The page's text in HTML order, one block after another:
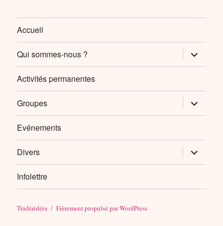
Accueil
Qui sommes-nous ? ouvrir
le
sous-
Activités permanentes
Groupes ouvrir
le
sous-
Evénements
Divers ouvrir
le
sous-
Infolettre
Tradéridéra Fièrement propulsé par WordPress